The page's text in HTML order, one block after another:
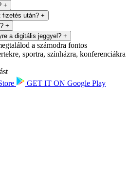
+
fizetés után? +
+
a digitális jeggyel? +
a számodra fontos
sportra, színházra, konferenciákra
GET IT ON Google Play